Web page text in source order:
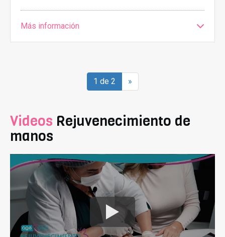
Más información
1 de 2 »
Videos Rejuvenecimiento de
manos